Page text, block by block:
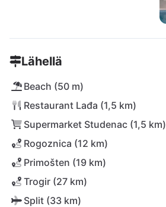
Lähellä
Beach (50 m)
Restaurant Lađa (1,5 km)
Supermarket Studenac (1,5 km)
Rogoznica (12 km)
Primošten (19 km)
Trogir (27 km)
Split (33 km)